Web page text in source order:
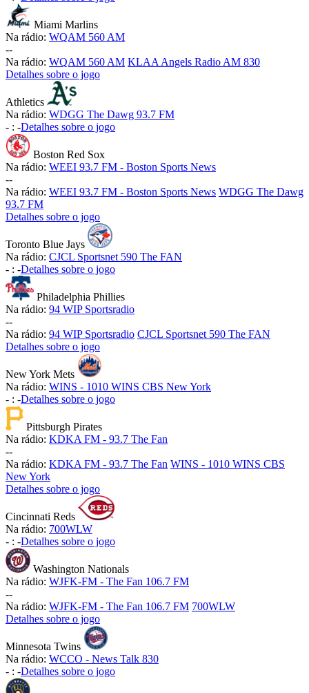
Miami Marlins
Na rádio: WQAM 560 AM
--
Na rádio: WQAM 560 AM KLAA Angels Radio AM 830
Detalhes sobre o jogo
Athletics
Na rádio: WDGG The Dawg 93.7 FM
- : -Detalhes sobre o jogo
Boston Red Sox
Na rádio: WEEI 93.7 FM - Boston Sports News
--
Na rádio: WEEI 93.7 FM - Boston Sports News WDGG The Dawg
93.7 FM
Detalhes sobre o jogo
Toronto Blue Jays
Na rádio: CJCL Sportsnet 590 The FAN
- : -Detalhes sobre o jogo
Philadelphia Phillies
Na rádio: 94 WIP Sportsradio
--
Na rádio: 94 WIP Sportsradio CJCL Sportsnet 590 The FAN
Detalhes sobre o jogo
New York Mets
Na rádio: WINS - 1010 WINS CBS New York
- : -Detalhes sobre o jogo
Pittsburgh Pirates
Na rádio: KDKA FM - 93.7 The Fan
--
Na rádio: KDKA FM - 93.7 The Fan WINS - 1010 WINS CBS
New York
Detalhes sobre o jogo
Cincinnati Reds
Na rádio: 700WLW
- : -Detalhes sobre o jogo
Washington Nationals
Na rádio: WJFK-FM - The Fan 106.7 FM
--
Na rádio: WJFK-FM - The Fan 106.7 FM 700WLW
Detalhes sobre o jogo
Minnesota Twins
Na rádio: WCCO - News Talk 830
- : -Detalhes sobre o jogo